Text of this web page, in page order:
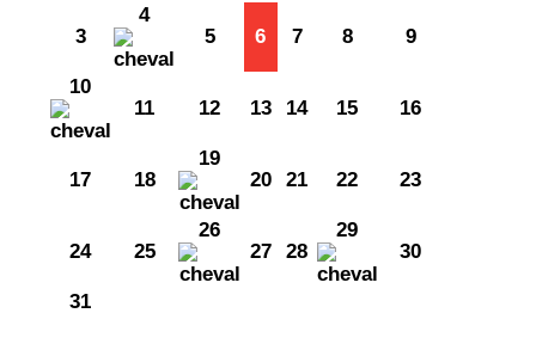
3
4
5
6 7 8 9
10
11
12 13 14 15 16
17 18
19
20
21 22 23
24 25
26
27
28
29
30
31